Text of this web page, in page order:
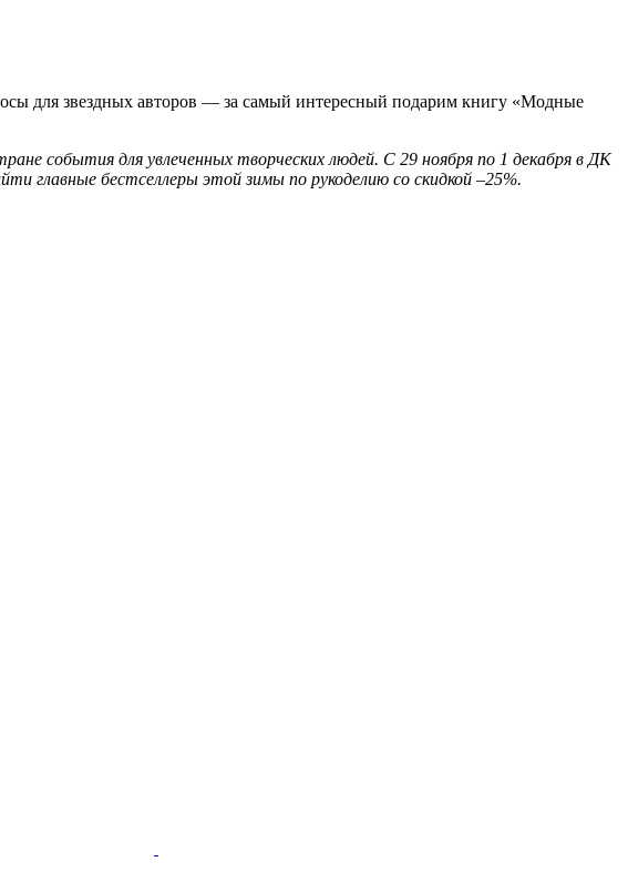
для звездных авторов — за самый интересный подарим книгу «Модные
события для увлеченных творческих людей. С 29 ноября по 1 декабря в ДК
бестселлеры этой зимы по рукоделию со скидкой –25%.